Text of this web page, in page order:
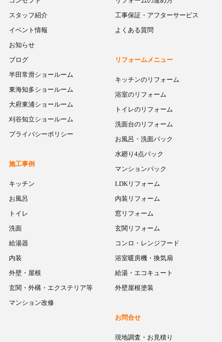
スタッフ紹介
イベント情報
お知らせ
ブログ
半田常滑ショールーム
東海知多ショールーム
大府東浦ショールーム
刈谷知立ショールーム
プライバシーポリシー
工事保証・アフターサービス
よくある質問
リフォームメニュー
キッチンのリフォーム
浴室のリフォーム
トイレのリフォーム
洗面台のリフォーム
お風呂・洗面パック
水廻り4点パック
マンションパック
LDKリフォーム
内装リフォーム
窓リフォーム
玄関リフォーム
コンロ・レンジフード
浴室暖房機・換気扇
給湯・エコキュート
外壁屋根塗装
施工事例
キッチン
お風呂
トイレ
洗面
給湯器
内装
外壁・屋根
玄関・外構・エクステリア等
マンション改修
お問合せ
現地調査・お見積り